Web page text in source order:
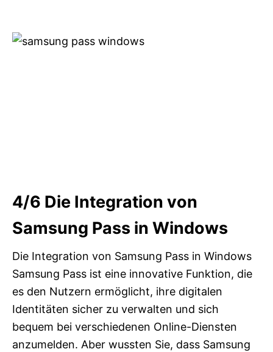
4/6 Die Integration von
Samsung Pass in Windows
Die Integration von Samsung Pass in Windows
Samsung Pass ist eine innovative Funktion, die
es den Nutzern ermöglicht, ihre digitalen
Identitäten sicher zu verwalten und sich
bequem bei verschiedenen Online-Diensten
anzumelden. Aber wussten Sie, dass Samsung